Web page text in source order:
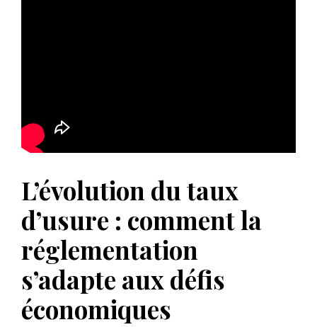
L’évolution du taux
d’usure : comment la
réglementation
s’adapte aux défis
économiques